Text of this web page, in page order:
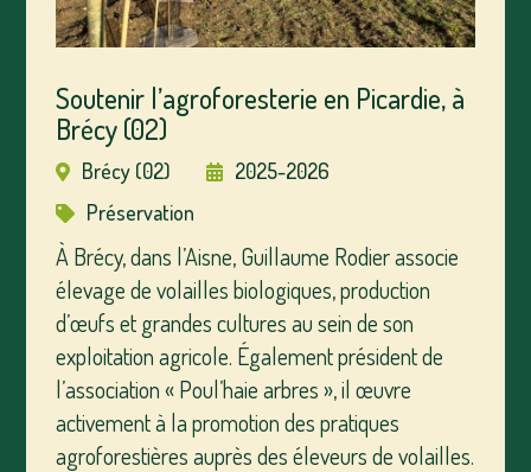
Soutenir l’agroforesterie en Picardie, à
Brécy (02)
Brécy (02)
2025-2026
Préservation
À Brécy, dans l’Aisne, Guillaume Rodier associe
élevage de volailles biologiques, production
d’œufs et grandes cultures au sein de son
exploitation agricole. Également président de
l’association « Poul’haie arbres », il œuvre
activement à la promotion des pratiques
agroforestières auprès des éleveurs de volailles.